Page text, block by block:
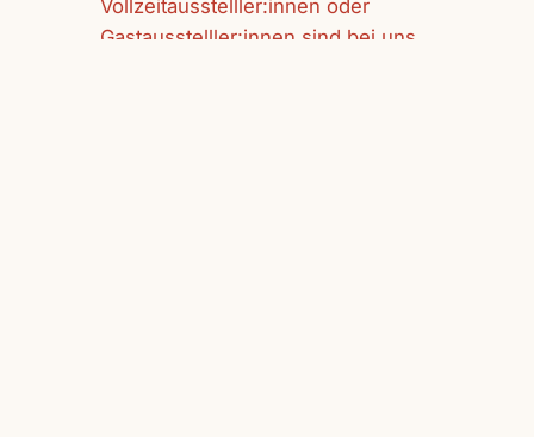
Vollzeitausstelller:innen oder
Gastausstelller:innen sind bei uns